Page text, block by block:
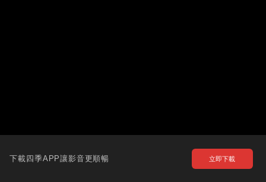
下載四季APP讓影音更順暢 立即下載